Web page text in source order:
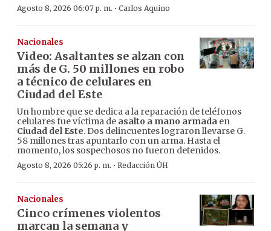
Agosto 8, 2026 06:07 p. m. · Carlos Aquino
Nacionales
Video: Asaltantes se alzan con
más de G. 50 millones en robo
a técnico de celulares en
Ciudad del Este
Un hombre que se dedica a la reparación de teléfonos
celulares fue víctima de asalto a mano armada en
Ciudad del Este. Dos delincuentes lograron llevarse G.
58 millones tras apuntarlo con un arma. Hasta el
momento, los sospechosos no fueron detenidos.
Agosto 8, 2026 05:26 p. m. · Redacción ÚH
Nacionales
Cinco crímenes violentos
marcan la semana y